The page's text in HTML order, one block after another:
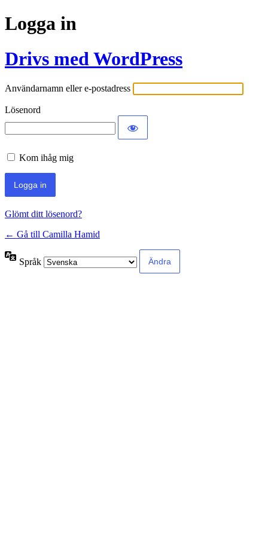
Logga in
Drivs med WordPress
Användarnamn eller e-postadress
Lösenord
Kom ihåg mig
Glömt ditt lösenord?
← Gå till Camilla Hamid
Språk